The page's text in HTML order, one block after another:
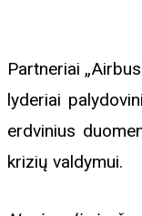
Partneriai
lyderiai
erdvinius
krizių valdymui.